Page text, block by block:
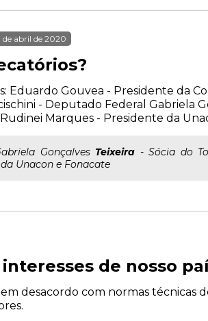
abril de 2020
Eduardo Gouvea - Presidente da
- Deputado Federal Gabriela
Marques - Presidente da
Gonçalves Teixeira - Sócia do
Unacon e Fonacate
de nosso
desacordo com normas técnicas